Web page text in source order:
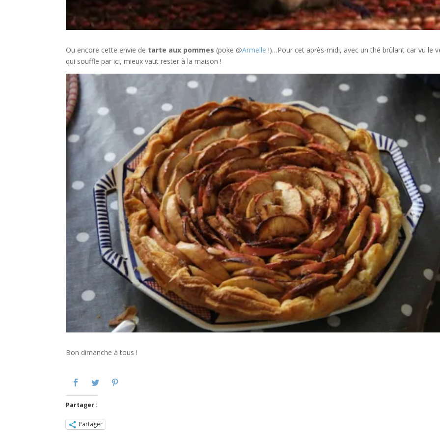
Ou encore cette envie de tarte aux pommes (poke @Armelle !)…Pour cet après-midi, avec un thé brûlant car vu le
qui souffle par ici, mieux vaut rester à la maison !
Bon dimanche à tous !
Partager :
Partager